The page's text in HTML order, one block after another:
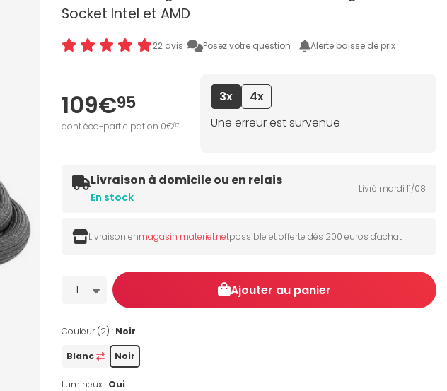
Socket Intel et AMD
22 avis Posez votre question Alerte baisse de prix
109€95
dont éco-participation 0€07
3x
4x
Une erreur est survenue
Livraison à domicile ou en relais
En stock
Livré mardi 11/08
Livraison enmagasin materiel.netpossible et offerte dès 200 euros d'achat !
Quantité
1 Ajouter au panier
Couleur (2) : Noir
Blanc Noir
Lumineux : Oui